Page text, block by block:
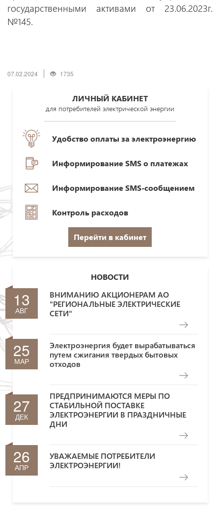
государственными активами от 23.06.2023г.
№145.
07.02.2024 1735
ЛИЧНЫЙ КАБИНЕТ
для потребителей электрической энергии
Удобство оплаты за электроэнергию
Информирование SMS о платежах
Информирование SMS-сообщением
Контроль расходов
Перейти в кабинет
НОВОСТИ
13
АВГ
ВНИМАНИЮ АКЦИОНЕРАМ АО
"РЕГИОНАЛЬНЫЕ ЭЛЕКТРИЧЕСКИЕ
СЕТИ"
25
МАР
Электроэнергия будет вырабатываться
путем сжигания твердых бытовых
отходов
27
ДЕК
ПРЕДПРИНИМАЮТСЯ МЕРЫ ПО
СТАБИЛЬНОЙ ПОСТАВКЕ
ЭЛЕКТРОЭНЕРГИИ В ПРАЗДНИЧНЫЕ
ДНИ
26
АПР
УВАЖАЕМЫЕ ПОТРЕБИТЕЛИ
ЭЛЕКТРОЭНЕРГИИ!